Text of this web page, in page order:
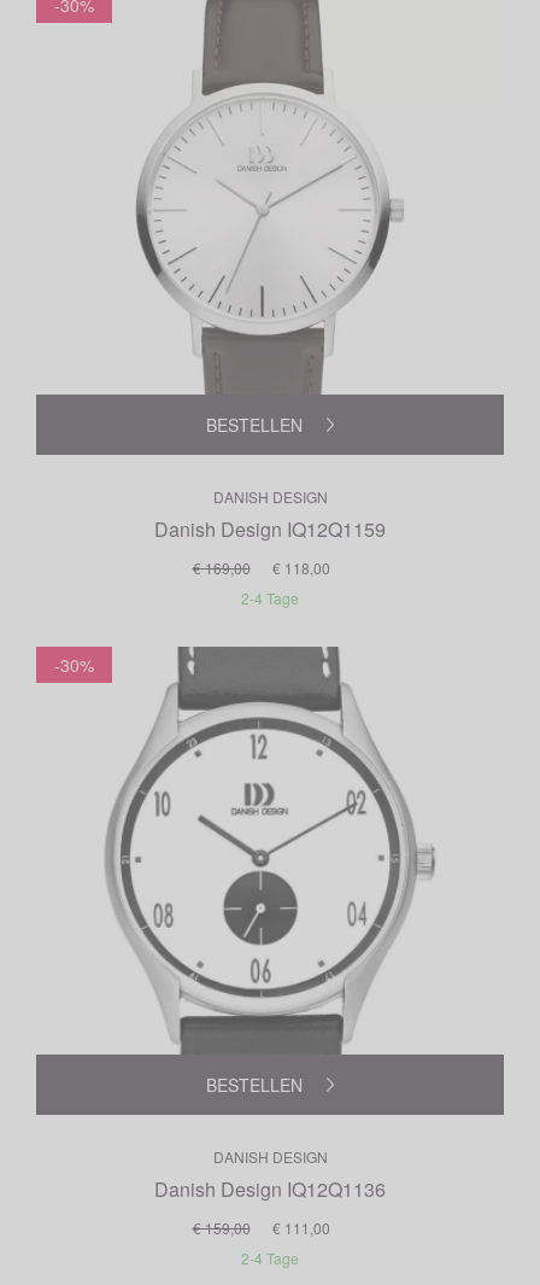
BESTELLEN
-30%
DANISH DESIGN
Danish Design IQ12Q1159
€ 169,00
€ 118,00
2-4 Tage
BESTELLEN
-30%
DANISH DESIGN
Danish Design IQ12Q1136
€ 159,00
€ 111,00
2-4 Tage